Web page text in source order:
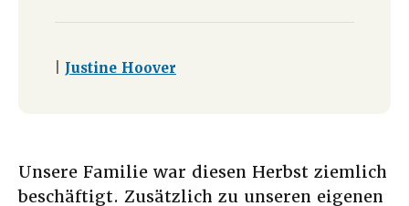
Justine Hoover
Unsere Familie war diesen Herbst ziemlich
beschäftigt. Zusätzlich zu unseren eigenen